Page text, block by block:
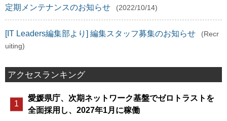
定期メンテナンスのお知らせ (2022/10/14)
[IT Leaders編集部より] 編集スタッフ募集のお知らせ
(Recr
uiting)
アクセスランキング
愛媛県庁、次期ネットワーク基盤でゼロトラストを
全面採用し、2027年1月に稼働